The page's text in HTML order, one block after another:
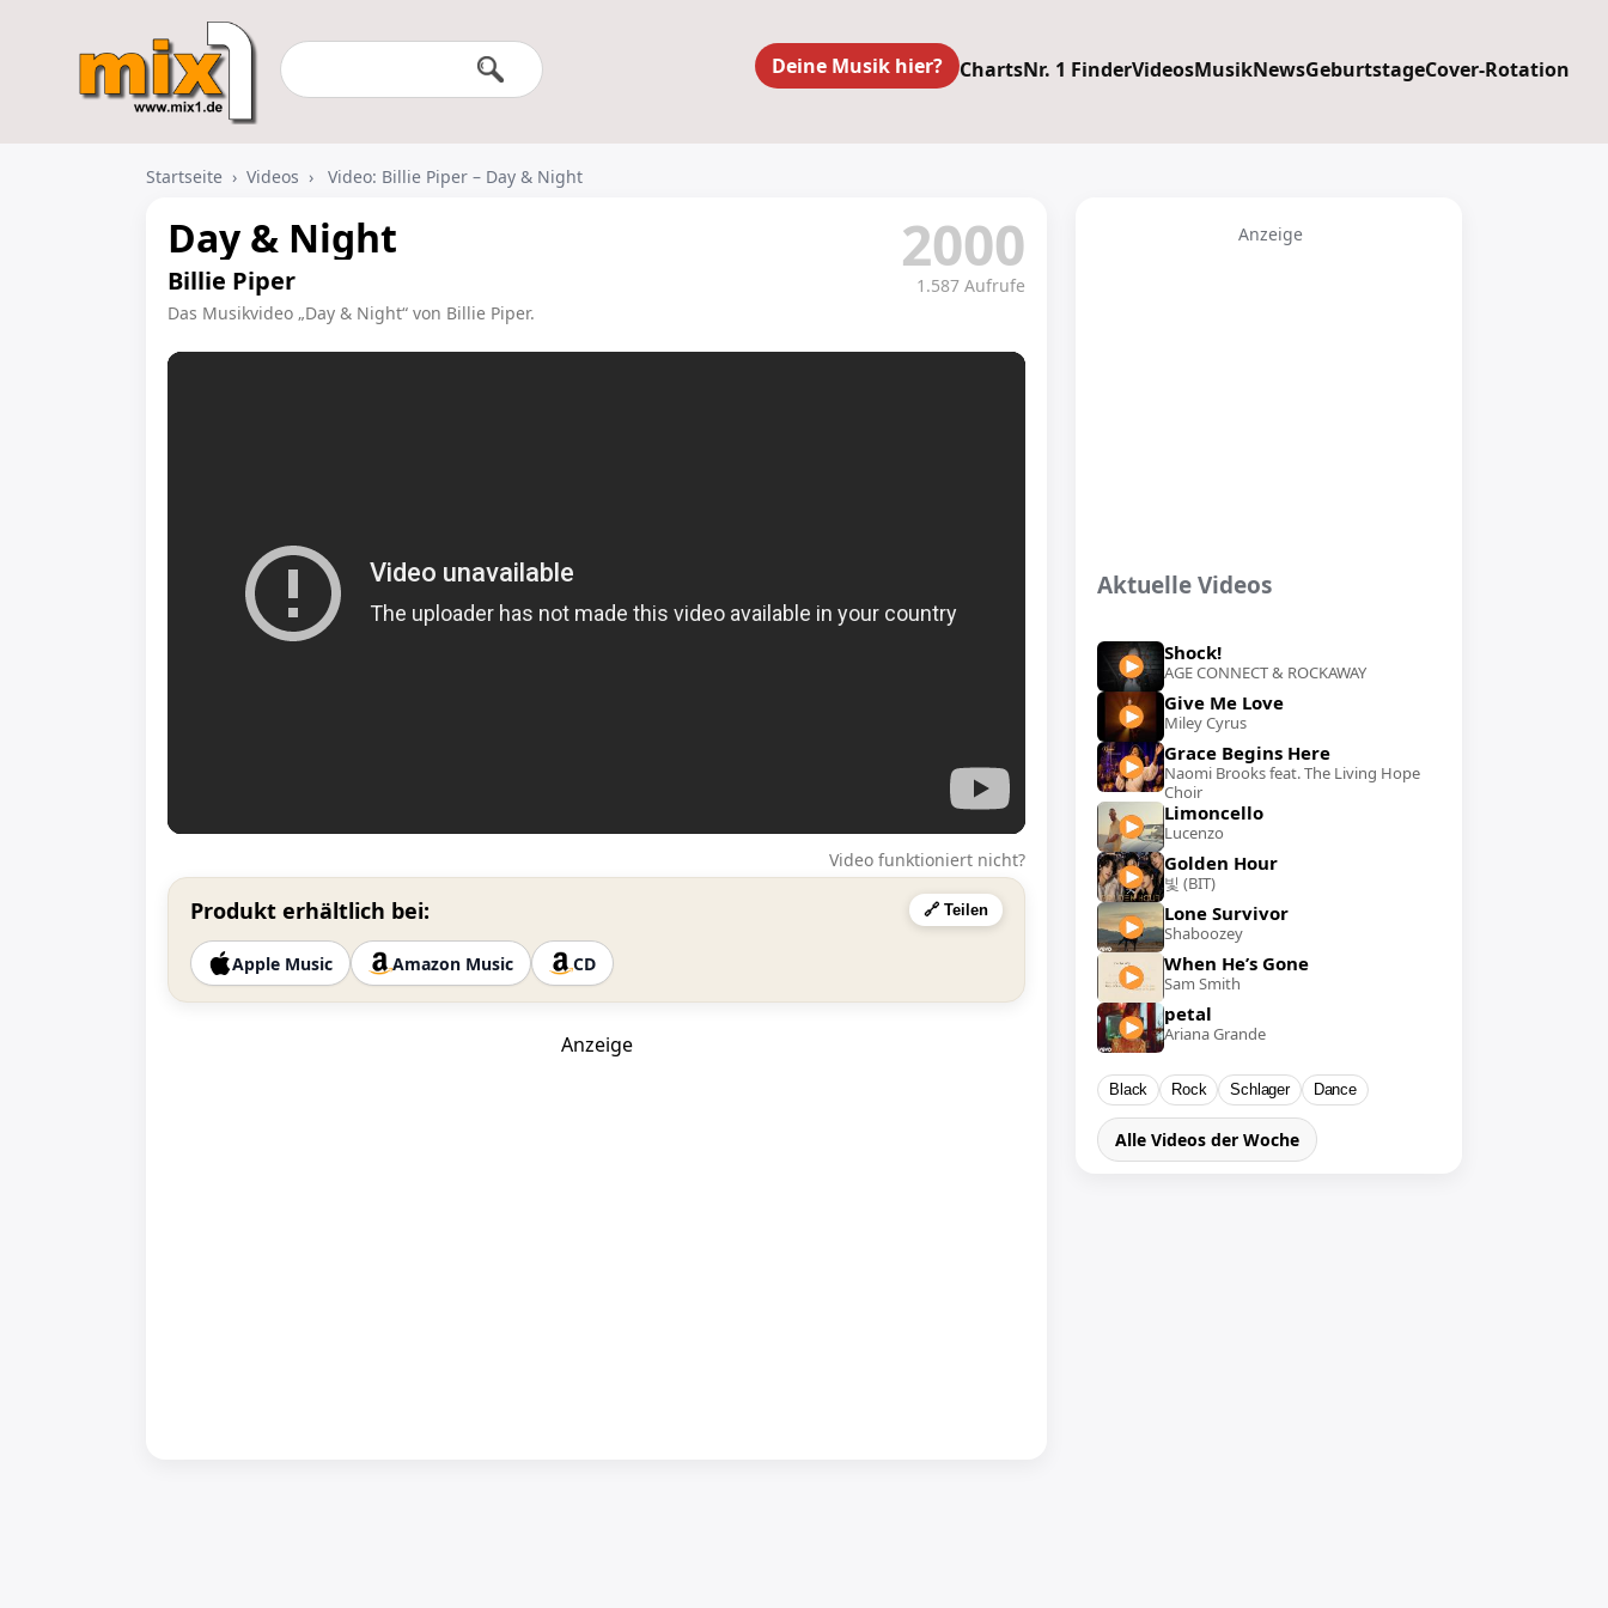
Deine Musik hier? ChartsNr. 1 FinderVideosMusikNewsGeburtstageCover-Rotation
Startseite › Videos › Video: Billie Piper – Day & Night
Day & Night
Billie Piper
Das Musikvideo „Day & Night“ von Billie Piper.
2000
1.587 Aufrufe
Video funktioniert nicht?
Produkt erhältlich bei: 🔗 Teilen
Apple Music Amazon Music CD
Anzeige
Anzeige
Aktuelle Videos
Shock!
AGE CONNECT & ROCKAWAY
Give Me Love
Miley Cyrus
Grace Begins Here
Naomi Brooks feat. The Living Hope
Choir
Limoncello
Lucenzo
Golden Hour
빛 (BIT)
Lone Survivor
Shaboozey
When He’s Gone
Sam Smith
petal
Ariana Grande
Black Rock Schlager Dance
Alle Videos der Woche